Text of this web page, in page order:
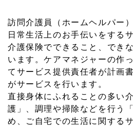
訪問介護員（ホームヘルパー
日常生活上のお手伝いをする
介護保険でできること、でき
います。ケアマネジャーの作
てサービス提供責任者が計画
がサービスを行います。
直接身体にふれることの多い
護」、調理や掃除などを行う
め、ご自宅での生活に関する